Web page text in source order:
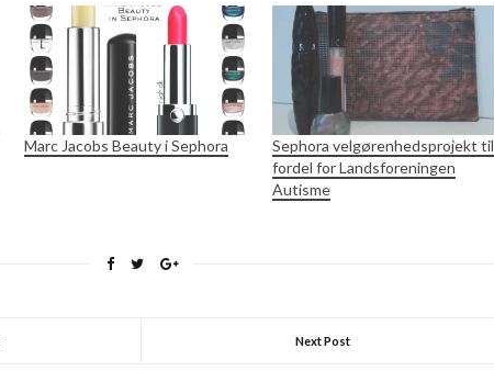
Marc Jacobs Beauty i Sephora
Sephora velgørenhedsprojekt til
fordel for Landsforeningen
Autisme
Next Post